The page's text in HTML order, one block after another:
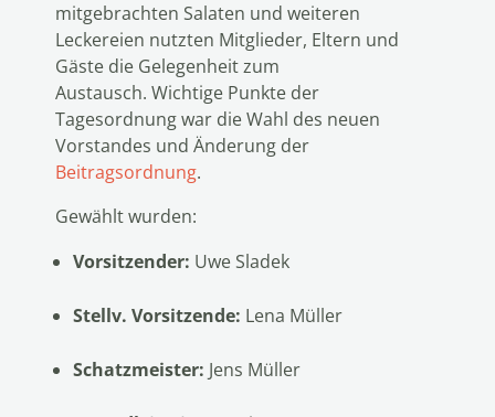
mitgebrachten Salaten und weiteren
Leckereien nutzten Mitglieder, Eltern und
Gäste die Gelegenheit zum
Austausch. Wichtige Punkte der
Tagesordnung war die Wahl des neuen
Vorstandes und Änderung der
Beitragsordnung.
Gewählt wurden:
Vorsitzender: Uwe Sladek
Stellv. Vorsitzende: Lena Müller
Schatzmeister: Jens Müller